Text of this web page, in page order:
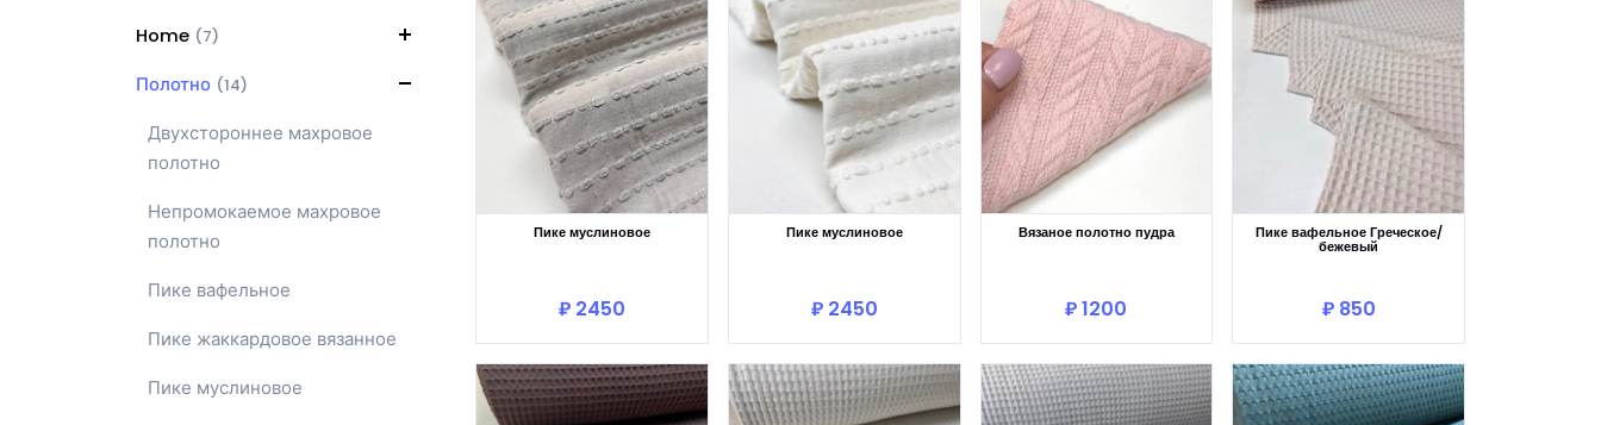
Home (7)
Полотно (14)
Двухстороннее махровое
полотно
Непромокаемое махровое
полотно
Пике вафельное
Пике жаккардовое вязанное
Пике муслиновое
Пике муслиновое
₽ 2450
Пике муслиновое
₽ 2450
Вязаное полотно пудра
₽ 1200
Пике вафельное Греческое/
бежевый
₽ 850